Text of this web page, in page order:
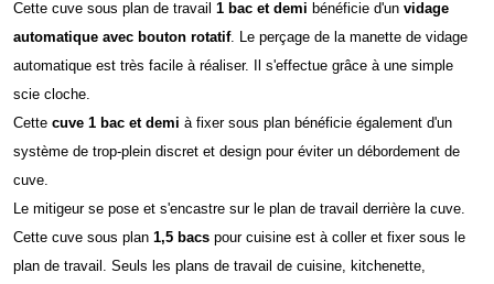
Cette cuve sous plan de travail 1 bac et demi bénéficie d'un vidage
automatique avec bouton rotatif. Le perçage de la manette de vidage
automatique est très facile à réaliser. Il s'effectue grâce à une simple
scie cloche.
Cette cuve 1 bac et demi à fixer sous plan bénéficie également d'un
système de trop-plein discret et design pour éviter un débordement de
cuve.
Le mitigeur se pose et s'encastre sur le plan de travail derrière la cuve.
Cette cuve sous plan 1,5 bacs pour cuisine est à coller et fixer sous le
plan de travail. Seuls les plans de travail de cuisine, kitchenette,